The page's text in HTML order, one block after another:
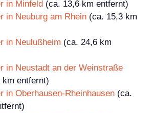
in Minfeld (ca. 13,6 km entfernt)
in Neuburg am Rhein (ca. 15,3 km
in Neulußheim (ca. 24,6 km
in Neustadt an der Weinstraße
km entfernt)
in Oberhausen-Rheinhausen (ca.